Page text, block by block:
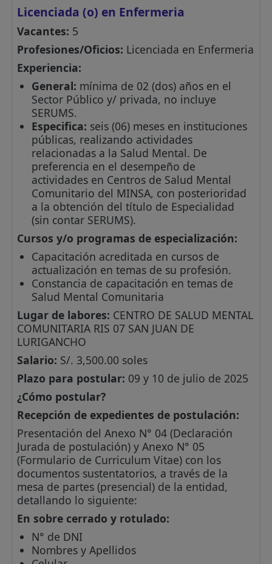
Licenciada (o) en Enfermeria
Vacantes: 5
Profesiones/Oficios: Licenciada en Enfermeria
Experiencia:
General: mínima de 02 (dos) años en el
Sector Público y/ privada, no incluye
SERUMS.
Especifica: seis (06) meses en instituciones
públicas, realizando actividades
relacionadas a la Salud Mental. De
preferencia en el desempeño de
actividades en Centros de Salud Mental
Comunitario del MINSA, con posterioridad
a la obtención del título de Especialidad
(sin contar SERUMS).
Cursos y/o programas de especialización:
Capacitación acreditada en cursos de
actualización en temas de su profesión.
Constancia de capacitación en temas de
Salud Mental Comunitaria
Lugar de labores: CENTRO DE SALUD MENTAL
COMUNITARIA RIS 07 SAN JUAN DE
LURIGANCHO
Salario: S/. 3,500.00 soles
Plazo para postular: 09 y 10 de julio de 2025
¿Cómo postular?
Recepción de expedientes de postulación:
Presentación del Anexo N° 04 (Declaración
Jurada de postulación) y Anexo N° 05
(Formulario de Curriculum Vitae) con los
documentos sustentatorios, a través de la
mesa de partes (presencial) de la entidad,
detallando lo siguiente:
En sobre cerrado y rotulado:
N° de DNI
Nombres y Apellidos